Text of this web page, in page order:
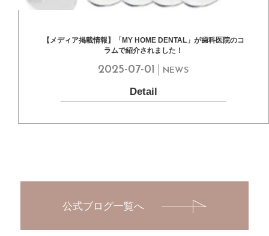
【メディア掲載情報】「MY HOME DENTAL」が歯科医院のコ
ラムで紹介されました！
2025-07-01 NEWS
Detail
公式ブログ一覧へ